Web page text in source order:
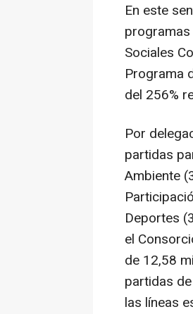
En este
Sociales
Programa
del 256%
Por
partidas
Ambiente
Deportes
el
de 12,58
partidas
las líneas